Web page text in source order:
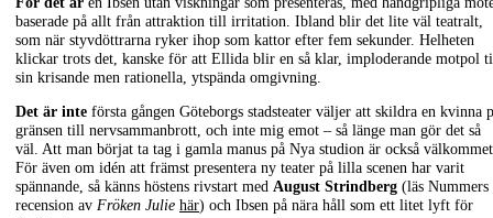
baserade på allt från attraktion till irritation. Ibland blir det lite väl teatralt,
som när styvdöttrarna ryker ihop som kattor efter fem sekunder. Helheten
klickar trots det, kanske för att Ellida blir en så klar, imploderande motpol
sin krisande men rationella, ytspända omgivning.
Det är inte första gången Göteborgs stadsteater väljer att skildra en kvinna
gränsen till nervsammanbrott, och inte mig emot – så länge man gör det så
väl. Att man börjat ta tag i gamla manus på Nya studion är också
För även om idén att främst presentera ny teater på lilla scenen har varit
spännande, så känns höstens rivstart med August Strindberg (läs Nummers
recension av Fröken Julie här) och Ibsen på nära håll som ett litet lyft för